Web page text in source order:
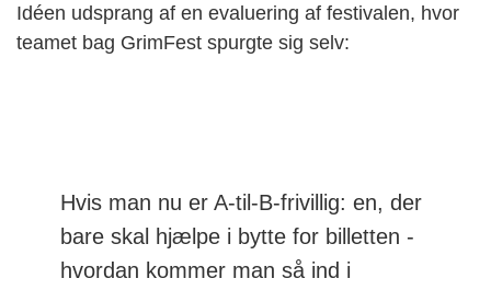
Idéen udsprang af en evaluering af festivalen, hvor
teamet bag GrimFest spurgte sig selv:
Hvis man nu er A-til-B-frivillig: en, der
bare skal hjælpe i bytte for billetten -
hvordan kommer man så ind i